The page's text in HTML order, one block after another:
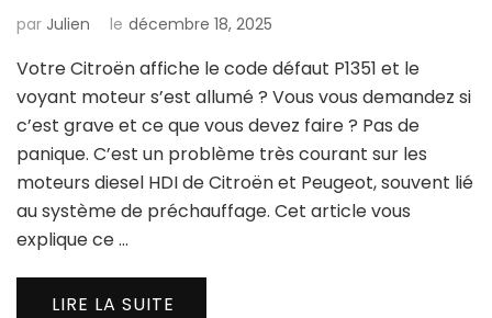
par Julien le décembre 18, 2025
Votre Citroën affiche le code défaut P1351 et le
voyant moteur s’est allumé ? Vous vous demandez si
c’est grave et ce que vous devez faire ? Pas de
panique. C’est un problème très courant sur les
moteurs diesel HDI de Citroën et Peugeot, souvent lié
au système de préchauffage. Cet article vous
explique ce …
LIRE LA SUITE